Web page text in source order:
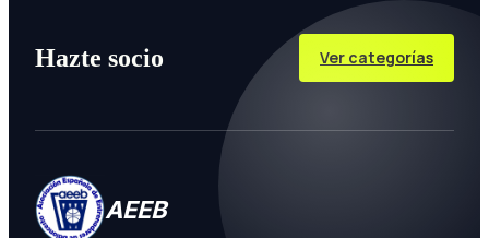
Hazte socio Ver categorías
AEEB